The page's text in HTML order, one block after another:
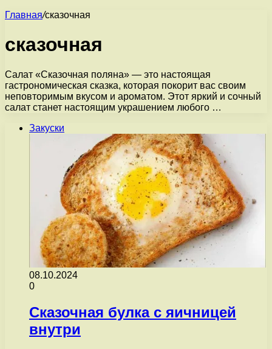
Главная/сказочная
сказочная
Салат «Cказочная поляна» — это настоящая
гастрономическая сказка, которая покорит вас своим
неповторимым вкусом и ароматом. Этот яркий и сочный
салат станет настоящим украшением любого …
Закуски
08.10.2024
0
Сказочная булка с яичницей
внутри